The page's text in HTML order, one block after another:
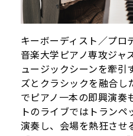
キーボーディスト／プロ
音楽大学ピアノ専攻ジャ
ュージックシーンを牽引
ズとクラシックを融合し
でピアノ一本の即興演奏
トのライブではトラン
演奏し、会場を熱狂させ